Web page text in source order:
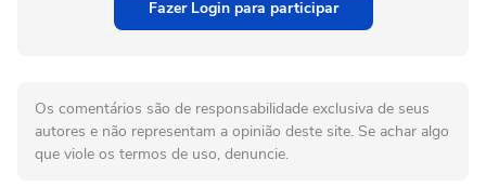
Fazer Login para participar
Os comentários são de responsabilidade exclusiva de seus
autores e não representam a opinião deste site. Se achar algo
que viole os termos de uso, denuncie.